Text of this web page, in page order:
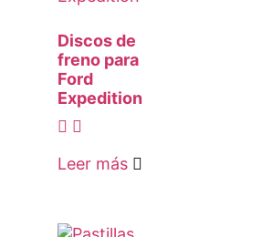
Discos de
freno para
Ford
Expedition
Leer más